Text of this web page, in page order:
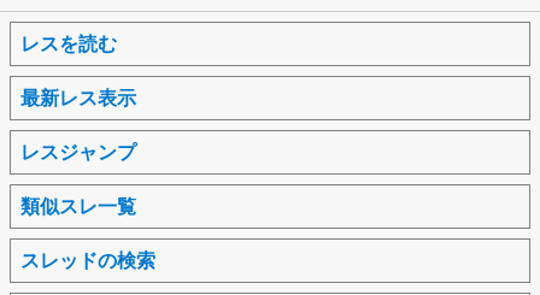
レスを読む
最新レス表示
レスジャンプ
類似スレ一覧
スレッドの検索